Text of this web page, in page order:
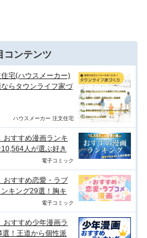
コンテンツ
宅(ハウスメーカー)
らタウンライフ家づ
ハウスメーカー 注文住宅
おすすめ漫画ランキ
人が選ぶ好き
電子コミック
おすすめ恋愛・ラブ
キング29選！胸キ
電子コミック
おすすめ少年漫画ラ
選！王道から個性派